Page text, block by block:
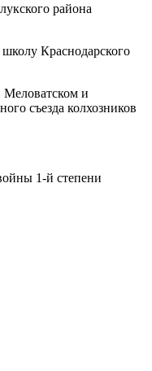
района
Краснодарского
Меловатском и
съезда колхозников
1-й степени